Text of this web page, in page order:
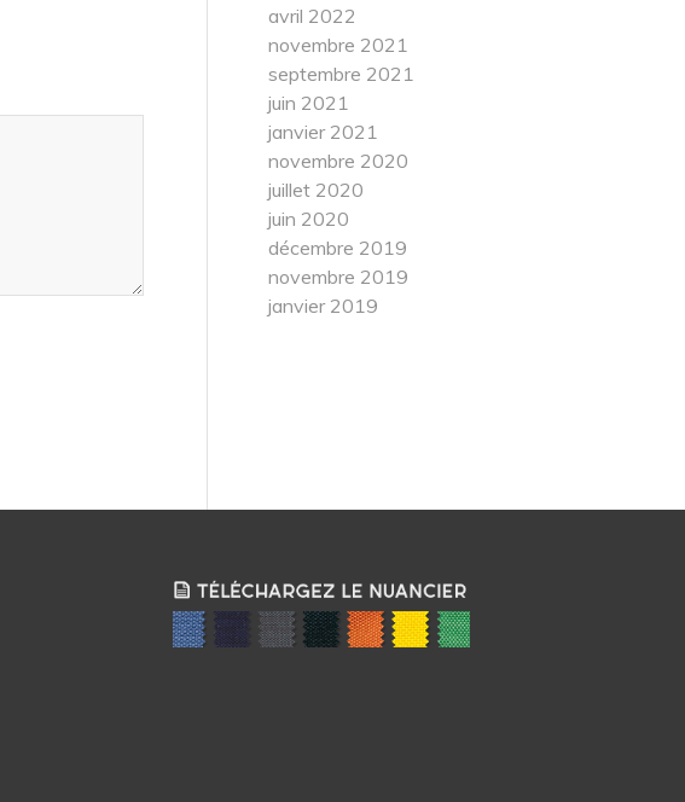
avril 2022
novembre 2021
septembre 2021
juin 2021
janvier 2021
novembre 2020
juillet 2020
juin 2020
décembre 2019
novembre 2019
janvier 2019